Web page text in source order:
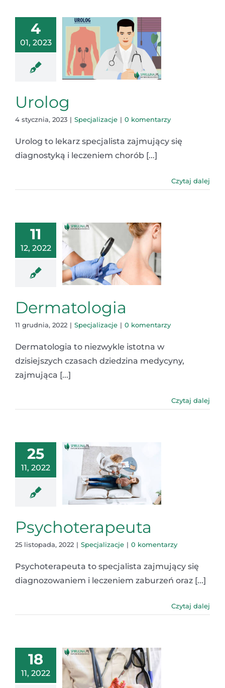
4
01, 2023
Urolog
4 stycznia, 2023 | Specjalizacje | 0 komentarzy
Urolog to lekarz specjalista zajmujący się
diagnostyką i leczeniem chorób [...]
Czytaj dalej
11
12, 2022
Dermatologia
11 grudnia, 2022 | Specjalizacje | 0 komentarzy
Dermatologia to niezwykle istotna w
dzisiejszych czasach dziedzina medycyny,
zajmująca [...]
Czytaj dalej
25
11, 2022
Psychoterapeuta
25 listopada, 2022 | Specjalizacje | 0 komentarzy
Psychoterapeuta to specjalista zajmujący się
diagnozowaniem i leczeniem zaburzeń oraz [...]
Czytaj dalej
18
11, 2022